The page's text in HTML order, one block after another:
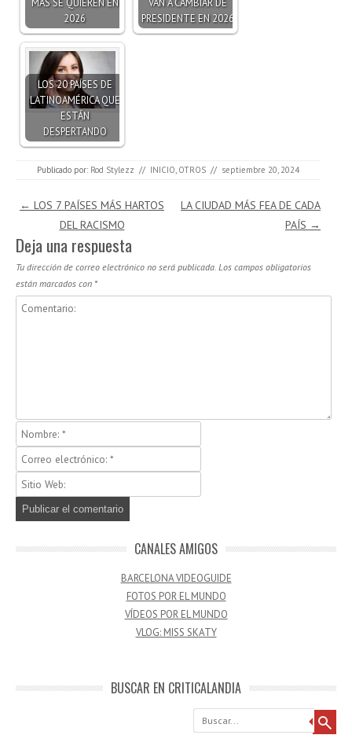
2026
PRESIDENTE EN 2026
LOS 20 PAÍSES DE
LATINOAMÉRICA QUE
ESTÁN
DESPERTANDO
Publicado por: Rod Stylezz // INICIO OTROS // septiembre 20, 2024
Navegación de entradas
← LOS 7 PAÍSES MÁS HARTOS
DEL RACISMO
LA CIUDAD MÁS FEA DE CADA
PAÍS →
Deja una respuesta
Tu dirección de correo electrónico no será publicada. Los campos obligatorios
están marcados con *
CANALES AMIGOS
BARCELONA VIDEOGUIDE
FOTOS POR EL MUNDO
VÍDEOS POR EL MUNDO
VLOG: MISS SKATY
BUSCAR EN CRITICALANDIA
Buscar